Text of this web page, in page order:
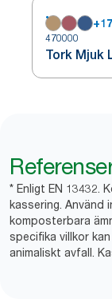
+17
470000
Tork Mjuk
* Enligt EN 13432.
kassering. Använd
komposterbara
specifika villkor
animaliskt avfall.